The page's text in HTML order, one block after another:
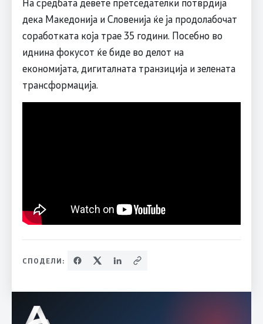
дека Македонија и Словенија ќе ја продолабочат
соработката која трае 35 години. Посебно во
иднина фокусот ќе биде во делот на
економијата, дигиталната транзиција и зелената
трансформација.
СПОДЕЛИ: